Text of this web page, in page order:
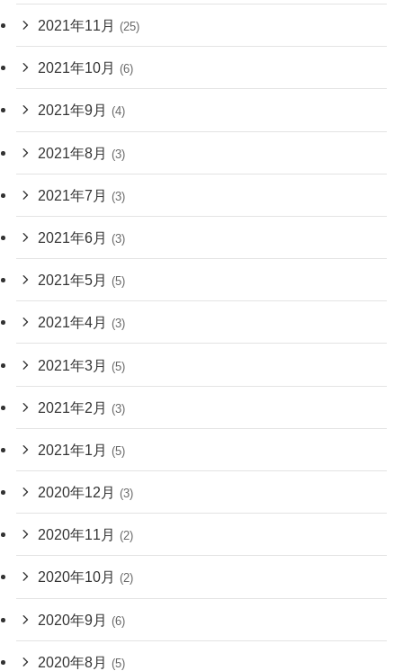
2021年11月 (25)
2021年10月 (6)
2021年9月 (4)
2021年8月 (3)
2021年7月 (3)
2021年6月 (3)
2021年5月 (5)
2021年4月 (3)
2021年3月 (5)
2021年2月 (3)
2021年1月 (5)
2020年12月 (3)
2020年11月 (2)
2020年10月 (2)
2020年9月 (6)
2020年8月 (5)